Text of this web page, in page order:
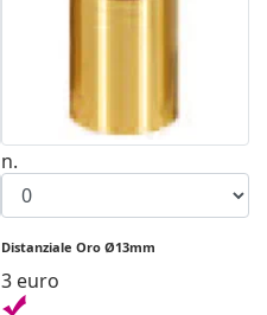
n.
Distanziale Oro Ø13mm
3 euro